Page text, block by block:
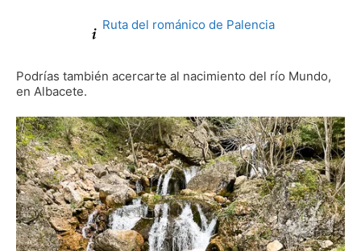
Ruta del románico de Palencia
Podrías también acercarte al nacimiento del río Mundo,
en Albacete.